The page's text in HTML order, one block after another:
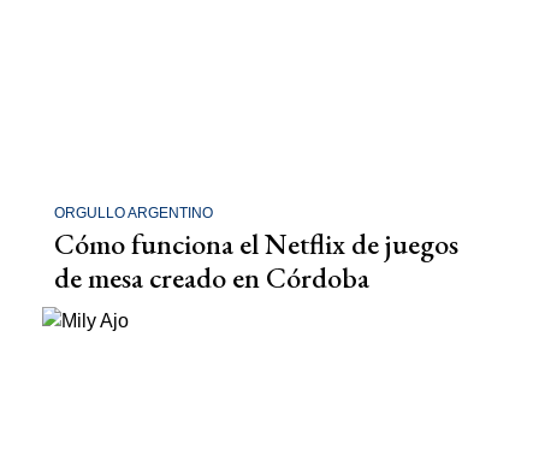
ORGULLO ARGENTINO
Cómo funciona el Netflix de juegos
de mesa creado en Córdoba